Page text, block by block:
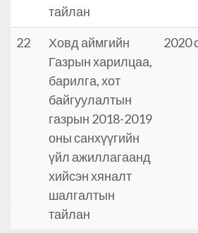
тайлан
22
Ховд аймгийн
Газрын харилцаа,
барилга, хот
байгуулалтын
газрын 2018-2019
оны санхүүгийн
үйл ажиллагаанд
хийсэн хяналт
шалгалтын
тайлан
2020